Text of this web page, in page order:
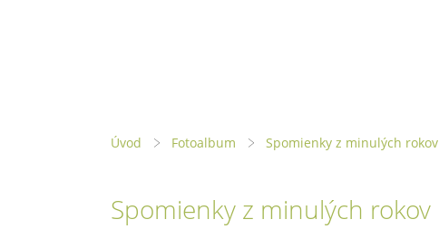
Úvod Fotoalbum Spomienky z minulých rokov
Spomienky z minulých rokov